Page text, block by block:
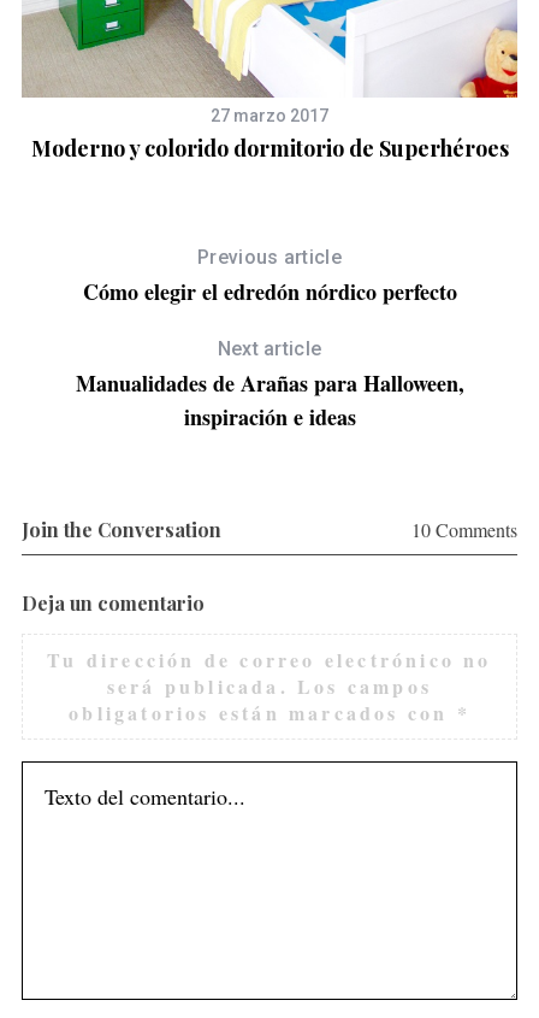
27 marzo 2017
Moderno y colorido dormitorio de Superhéroes
Previous article
Cómo elegir el edredón nórdico perfecto
Next article
Manualidades de Arañas para Halloween,
inspiración e ideas
Join the Conversation 10 Comments
Deja un comentario
Tu dirección de correo electrónico no
será publicada. Los campos
obligatorios están marcados con *